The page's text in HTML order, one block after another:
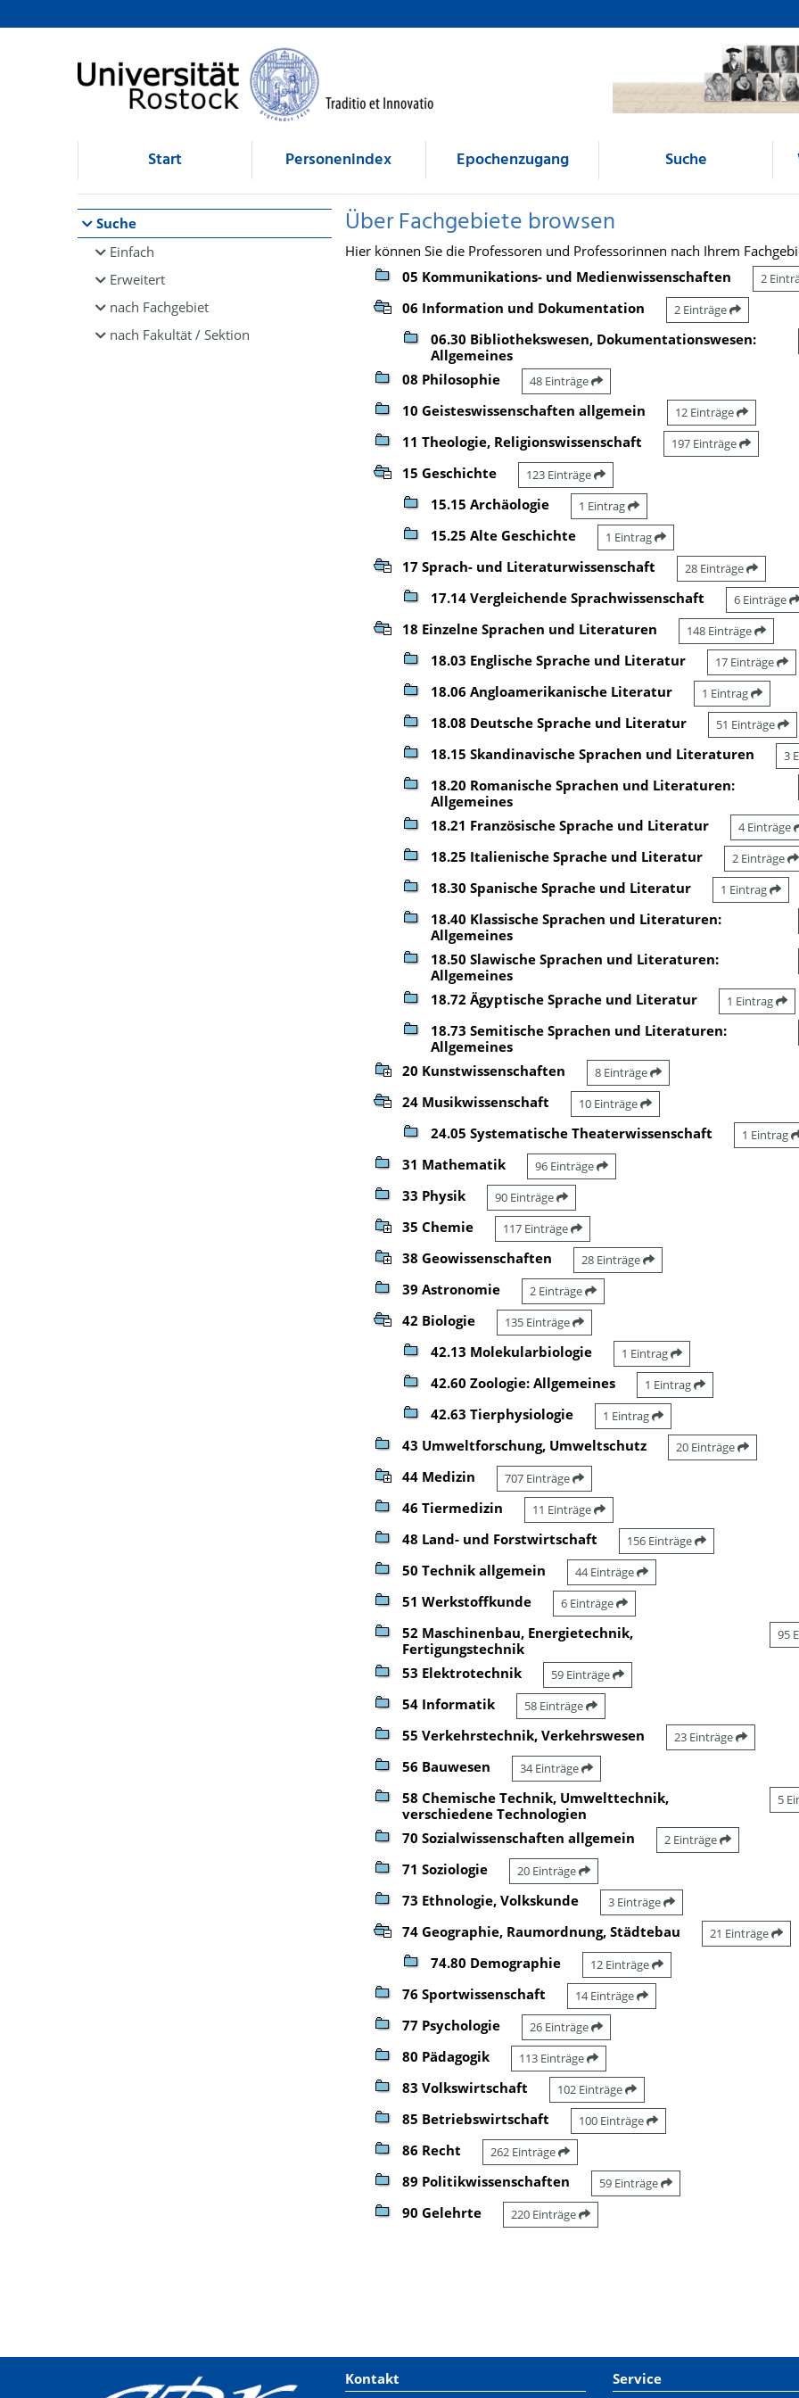
Browsen
direkt zum Inhalt
Start Personenindex Epochenzugang Suche
Suche
Einfach
Erweitert
nach Fachgebiet
nach Fakultät / Sektion
Über Fachgebiete browsen
Hier können Sie die Professoren und Professorinnen nach Ihrem
05 Kommunikations- und Medienwissenschaften
2
06 Information und Dokumentation 2 Einträge
06.30 Bibliothekswesen, Dokumentationswesen:
Allgemeines
08 Philosophie 48 Einträge
10 Geisteswissenschaften allgemein 12 Einträge
11 Theologie, Religionswissenschaft 197 Einträge
15 Geschichte 123 Einträge
15.15 Archäologie 1 Eintrag
15.25 Alte Geschichte 1 Eintrag
17 Sprach- und Literaturwissenschaft 28 Einträge
17.14 Vergleichende Sprachwissenschaft 6 Einträge
18 Einzelne Sprachen und Literaturen 148 Einträge
18.03 Englische Sprache und Literatur 17 Einträge
18.06 Angloamerikanische Literatur 1 Eintrag
18.08 Deutsche Sprache und Literatur 51 Einträge
18.15 Skandinavische Sprachen und Literaturen 3
18.20 Romanische Sprachen und Literaturen:
Allgemeines
18.21 Französische Sprache und Literatur 4 Einträge
18.25 Italienische Sprache und Literatur 2 Einträge
18.30 Spanische Sprache und Literatur 1 Eintrag
18.40 Klassische Sprachen und Literaturen:
Allgemeines
18.50 Slawische Sprachen und Literaturen:
Allgemeines
18.72 Ägyptische Sprache und Literatur 1 Eintrag
18.73 Semitische Sprachen und Literaturen:
Allgemeines
20 Kunstwissenschaften 8 Einträge
24 Musikwissenschaft 10 Einträge
24.05 Systematische Theaterwissenschaft 1 Eintrag
31 Mathematik 96 Einträge
33 Physik 90 Einträge
35 Chemie 117 Einträge
38 Geowissenschaften 28 Einträge
39 Astronomie 2 Einträge
42 Biologie 135 Einträge
42.13 Molekularbiologie 1 Eintrag
42.60 Zoologie: Allgemeines 1 Eintrag
42.63 Tierphysiologie 1 Eintrag
43 Umweltforschung, Umweltschutz 20 Einträge
44 Medizin 707 Einträge
46 Tiermedizin 11 Einträge
48 Land- und Forstwirtschaft 156 Einträge
50 Technik allgemein 44 Einträge
51 Werkstoffkunde 6 Einträge
52 Maschinenbau, Energietechnik,
Fertigungstechnik
95
53 Elektrotechnik 59 Einträge
54 Informatik 58 Einträge
55 Verkehrstechnik, Verkehrswesen 23 Einträge
56 Bauwesen 34 Einträge
58 Chemische Technik, Umwelttechnik,
verschiedene Technologien
5
70 Sozialwissenschaften allgemein 2 Einträge
71 Soziologie 20 Einträge
73 Ethnologie, Volkskunde 3 Einträge
74 Geographie, Raumordnung, Städtebau 21 Einträge
74.80 Demographie 12 Einträge
76 Sportwissenschaft 14 Einträge
77 Psychologie 26 Einträge
80 Pädagogik 113 Einträge
83 Volkswirtschaft 102 Einträge
85 Betriebswirtschaft 100 Einträge
86 Recht 262 Einträge
89 Politikwissenschaften 59 Einträge
90 Gelehrte 220 Einträge
Kontakt Service